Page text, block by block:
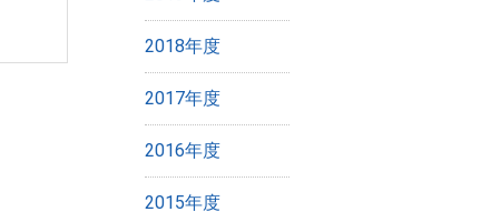
2018年度
2017年度
2016年度
2015年度